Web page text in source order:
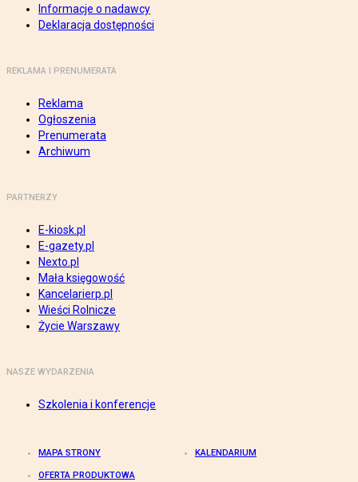
Informacje o nadawcy
Deklaracja dostępności
REKLAMA I PRENUMERATA
Reklama
Ogłoszenia
Prenumerata
Archiwum
PARTNERZY
E-kiosk.pl
E-gazety.pl
Nexto.pl
Mała księgowość
Kancelarierp.pl
Wieści Rolnicze
Życie Warszawy
NASZE WYDARZENIA
Szkolenia i konferencje
MAPA STRONY KALENDARIUM
OFERTA PRODUKTOWA